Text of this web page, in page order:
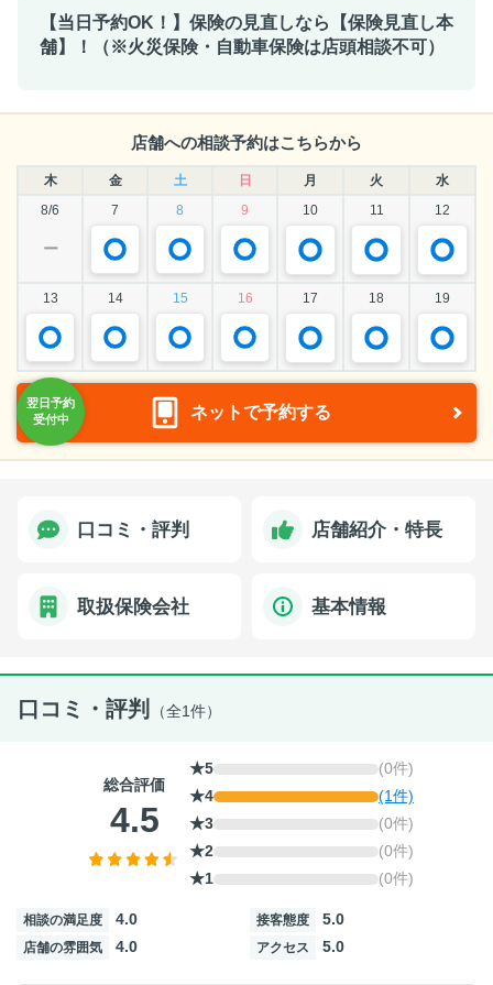
【当日予約OK！】保険の見直しなら【保険見直し本
舗】！（※火災保険・自動車保険は店頭相談不可）
店舗への相談予約はこちらから
木 金 土 日 月 火
水
8/6
7 8 9 10 11 12
ー
13 14 15 16 17 18 19
ネットで予約する
口コミ・評判 店舗紹介・特長
取扱保険会社 基本情報
口コミ・評判 （全1件）
総合評価
4.5
★5
(0件)
★4
(1件)
★3
(0件)
★2
(0件)
★1
(0件)
相談の満足度 4.0 接客態度 5.0
店舗の雰囲気 4.0 アクセス 5.0